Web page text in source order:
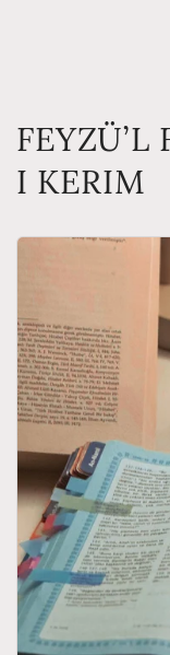
FEYZÜ’L
I KERIM